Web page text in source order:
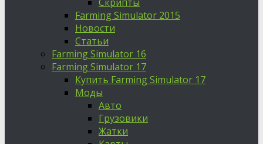
Farming Simulator 2015
Новости
Статьи
Farming Simulator 16
Farming Simulator 17
Купить Farming Simulator 17
Моды
Авто
Грузовики
Жатки